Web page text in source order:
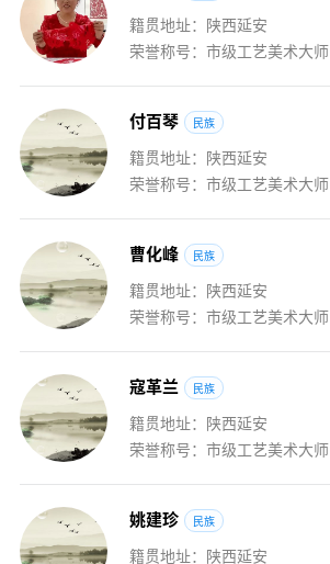
籍贯地址：陕西延安
荣誉称号：市级工艺美术大师
付百琴 民族
籍贯地址：陕西延安
荣誉称号：市级工艺美术大师
曹化峰 民族
籍贯地址：陕西延安
荣誉称号：市级工艺美术大师
寇革兰 民族
籍贯地址：陕西延安
荣誉称号：市级工艺美术大师
姚建珍 民族
籍贯地址：陕西延安